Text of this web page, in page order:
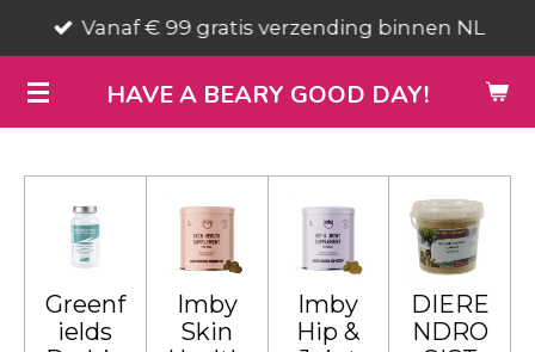
direct
naar
de
hoofdinhoud
HAVE A BEARY GOOD DAY!
Vanaf € 99 gratis verzending binnen NL
Greenf
ields
Imby
Skin
Imby
Hip &
DIERE
NDRO